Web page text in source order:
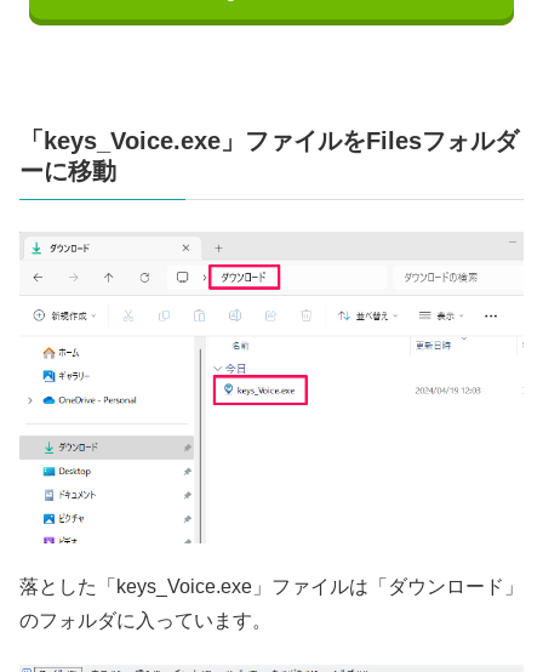
「keys_Voice.exe」ファイルをFilesフォルダ
ーに移動
落とした「keys_Voice.exe」ファイルは「ダウンロード」
のフォルダに入っています。